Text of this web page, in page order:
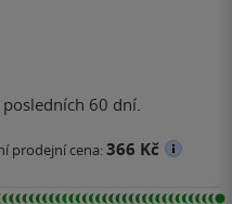
60 dní.
prodejní cena:366 Kč